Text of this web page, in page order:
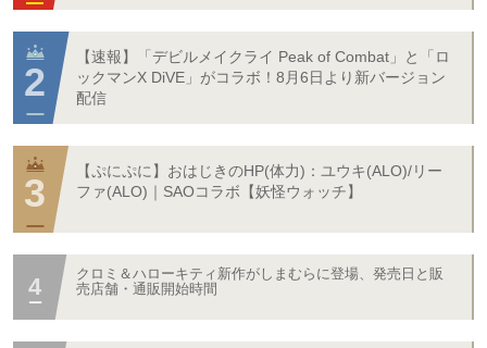
【速報】「デビルメイクライ Peak of Combat」と「ロ
ックマンX DiVE」がコラボ！8月6日より新バージョン
配信
【ぷにぷに】おはじきのHP(体力)：ユウキ(ALO)/リー
ファ(ALO)｜SAOコラボ【妖怪ウォッチ】
クロミ＆ハローキティ新作がしまむらに登場、発売日と販
売店舗・通販開始時間